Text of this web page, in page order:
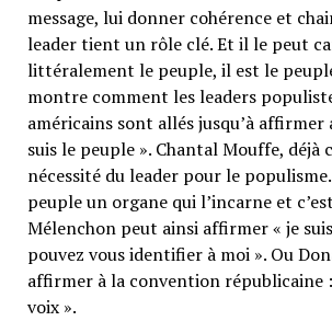
message, lui donner cohérence et
leader tient un rôle clé. Et il le peut
littéralement le peuple, il est le
montre comment les leaders
américains sont allés jusqu’à affirmer
suis le peuple ». Chantal Mouffe,
nécessité du leader pour le
peuple un organe qui l’incarne et
Mélenchon peut ainsi affirmer « je
pouvez vous identifier à moi ». Ou
affirmer à la convention républicaine
voix ».